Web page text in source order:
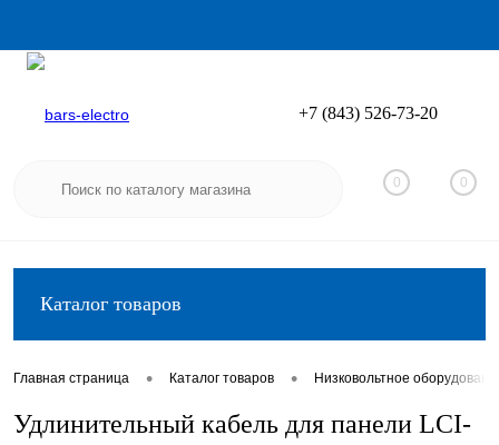
Вход
+7 (843) 526-73-20
0 0
Каталог товаров
Главная страница • Каталог товаров • Низковольтное
Удлинительный кабель для панели LCI-